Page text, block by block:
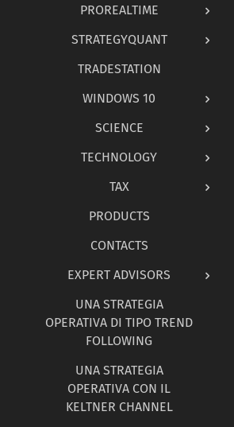
PROREALTIME
STRATEGYQUANT
TRADESTATION
WINDOWS 10
SCIENCE
TECHNOLOGY
TAX
PRODUCTS
CONTACTS
EXPERT ADVISORS
UNA STRATEGIA
OPERATIVA DI TIPO TREND
FOLLOWING
UNA STRATEGIA
OPERATIVA CON IL
KELTNER CHANNEL